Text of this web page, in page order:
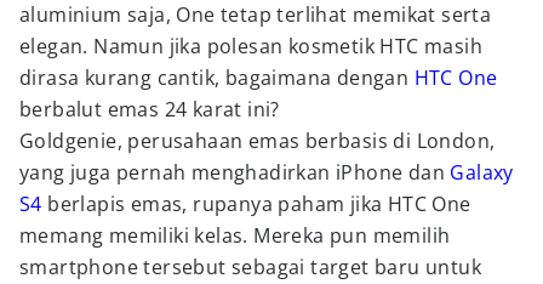
aluminium saja, One tetap terlihat memikat serta
elegan. Namun jika polesan kosmetik HTC masih
dirasa kurang cantik, bagaimana dengan HTC One
berbalut emas 24 karat ini?
Goldgenie, perusahaan emas berbasis di London,
yang juga pernah menghadirkan iPhone dan Galaxy
S4 berlapis emas, rupanya paham jika HTC One
memang memiliki kelas. Mereka pun memilih
smartphone tersebut sebagai target baru untuk